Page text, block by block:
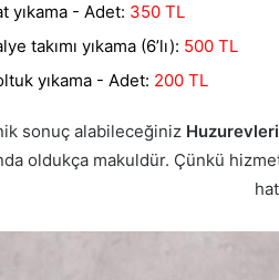
yıkama - Adet: 350 TL
takımı yıkama (6’lı): 500 TL
yıkama - Adet: 200 TL
sonuç alabileceğiniz
oldukça makuldür. Çünkü